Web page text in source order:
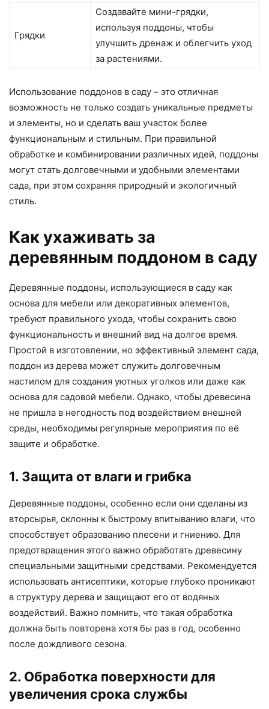
Грядки
Создавайте мини-грядки,
используя поддоны, чтобы
улучшить дренаж и облегчить уход
за растениями.
Использование поддонов в саду – это отличная
возможность не только создать уникальные предметы
и элементы, но и сделать ваш участок более
функциональным и стильным. При правильной
обработке и комбинировании различных идей, поддоны
могут стать долговечными и удобными элементами
сада, при этом сохраняя природный и экологичный
стиль.
Как ухаживать за
деревянным поддоном в саду
Деревянные поддоны, использующиеся в саду как
основа для мебели или декоративных элементов,
требуют правильного ухода, чтобы сохранить свою
функциональность и внешний вид на долгое время.
Простой в изготовлении, но эффективный элемент сада,
поддон из дерева может служить долговечным
настилом для создания уютных уголков или даже как
основа для садовой мебели. Однако, чтобы древесина
не пришла в негодность под воздействием внешней
среды, необходимы регулярные мероприятия по её
защите и обработке.
1. Защита от влаги и грибка
Деревянные поддоны, особенно если они сделаны из
вторсырья, склонны к быстрому впитыванию влаги, что
способствует образованию плесени и гниению. Для
предотвращения этого важно обработать древесину
специальными защитными средствами. Рекомендуется
использовать антисептики, которые глубоко проникают
в структуру дерева и защищают его от водяных
воздействий. Важно помнить, что такая обработка
должна быть повторена хотя бы раз в год, особенно
после дождливого сезона.
2. Обработка поверхности для
увеличения срока службы